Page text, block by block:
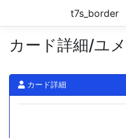
t7s_border
カード詳細/ユ
カード詳細